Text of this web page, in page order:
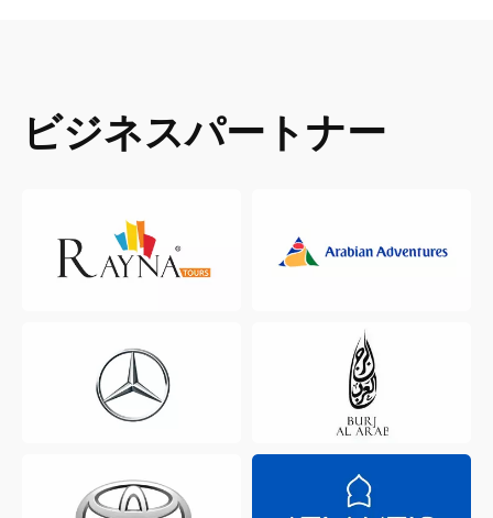
ビジネスパートナー